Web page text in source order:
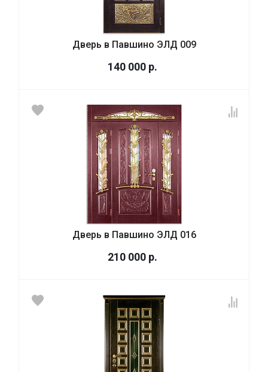
Дверь в Павшино ЭЛД 009
140 000 р.
Дверь в Павшино ЭЛД 016
210 000 р.